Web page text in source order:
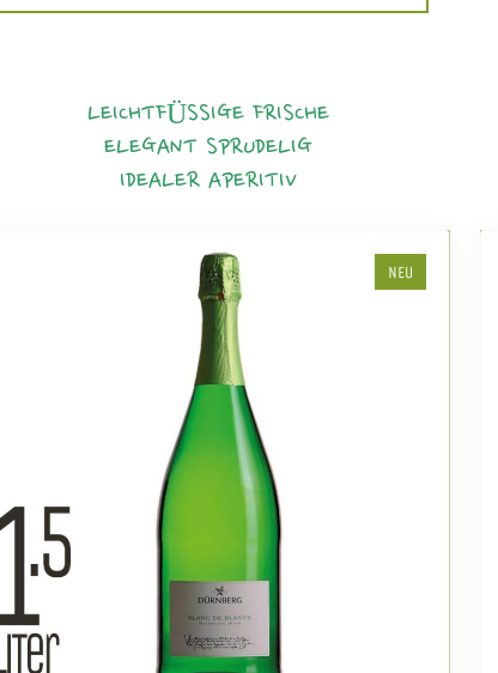
LEICHTFÜSSIGE FRISCHE
ELEGANT SPRUDELIG
IDEALER APERITIV
NEU